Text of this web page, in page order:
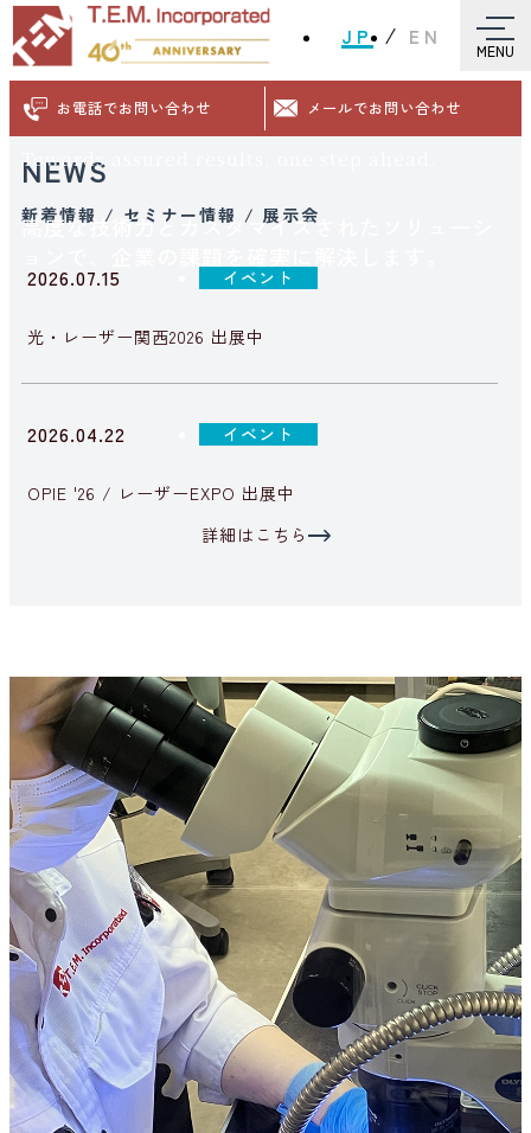
JP EN
MENU
歩先へ。
Towards assured results, one step ahead.
高度な技術力とカスタマイズされたソリューシ
お電話でお問い合わせ メールでお問い合わせ
NEWS
新着情報 / セミナー情報 / 展示会
2026.07.15 イベント
光・レーザー関西2026 出展中
2026.04.22 イベント
OPIE '26 / レーザーEXPO 出展中
を掲載
2026.04.08 お知らせ
代表取締役交代のお知らせ
2026.03.31 お知らせ
Wasatch Photonics社のラマン分光ソリューション ウェ
ビナーアーカイブが公開
2026.03.30 イベント
OPIE '26 / レーザーEXPO 出展のお知らせ
詳細はこちら